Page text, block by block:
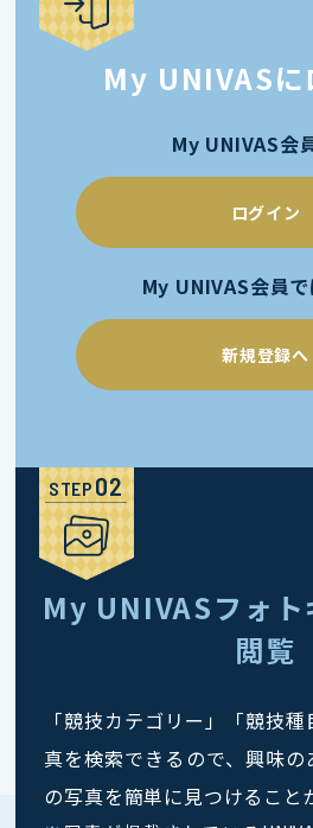
My UNIVASに
My UNIVAS会
ログイン
My UNIVAS会員
新規登録へ
STEP
My UNIVASフォト
閲覧
「競技カテゴリー」「競技
真を検索できるので、興味
の写真を簡単に見つけること